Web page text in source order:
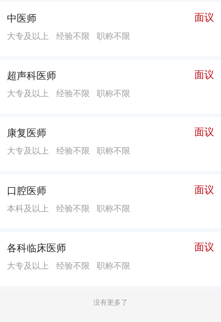
机、床旁血液净化机(CRRT)、GE-LOGIOE9、GE-
外，手术室拥有1间百级层流手术室、2间万级层流手术
中医师 面议
大专及以上 经验不限 职称不限
超声科医师 面议
大专及以上 经验不限 职称不限
康复医师 面议
大专及以上 经验不限 职称不限
口腔医师 面议
本科及以上 经验不限 职称不限
各科临床医师 面议
大专及以上 经验不限 职称不限
没有更多了